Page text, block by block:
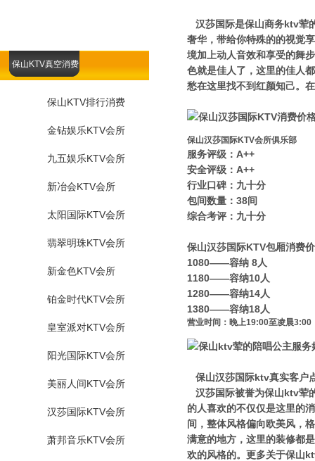
保山KTV真空消费
保山KTV排行消费
金钻娱乐KTV会所
九五娱乐KTV会所
新冶会KTV会所
太阳国际KTV会所
翡翠明珠KTV会所
新金色KTV会所
铂金时代KTV会所
皇室派对KTV会所
阳光国际KTV会所
美丽人间KTV会所
汉莎国际KTV会所
萧邦音乐KTV会所
汉莎国际是保山商务ktv荤
奢华，带给你特殊的的视觉
境加上动人音效和享受的舞
色就是佳人了，这里的佳人
愁在这里找不到红颜知己。
保山汉莎国际KTV会所俱乐部
服务评级：A++
安全评级：A++
行业口碑：九十分
包间数量：38间
综合考评：九十分
保山汉莎国际KTV包厢消费
1080——容纳 8人
1180——容纳10人
1280——容纳14人
1380——容纳18人
营业时间：晚上19:00至凌晨3:00
保山汉莎国际ktv真实客户
汉莎国际被誉为保山ktv荤
的人喜欢的不仅仅是这里的
间，整体风格偏向欧美风，
满意的地方，这里的装修都
欢的风格的。更多关于保山